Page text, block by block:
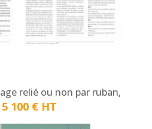
relié ou non par ruban,
5 100 € HT